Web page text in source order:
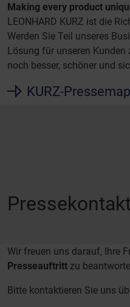
Making every product
LEONHARD KURZ ist die
Werden Sie Teil unseres
Lösung für unseren Kunden
noch besser, schöner und
KURZ-
Pressekontakt
Wir freuen uns darauf, Ihre
Presseauftritt zu
Bitte kontaktieren Sie uns